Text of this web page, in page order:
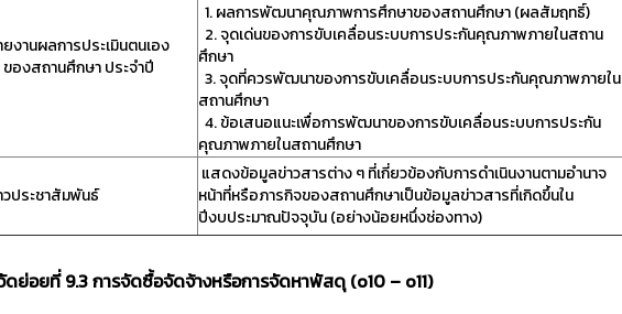
งานผลการประเมินตนเอง
ของสถานศึกษา ประจำปี
1. ผลการพัฒนาคุณภาพการศึกษาของสถานศึกษา (ผลสัมฤทธิ์)
2. จุดเด่นของการขับเคลื่อนระบบการประกันคุณภาพภายในสถาน
ศึกษา
3. จุดที่ควรพัฒนาของการขับเคลื่อนระบบการประกันคุณภาพภายใน
สถานศึกษา
4. ข้อเสนอแนะเพื่อการพัฒนาของการขับเคลื่อนระบบการประกัน
คุณภาพภายในสถานศึกษา
วประชาสัมพันธ์
แสดงข้อมูลข่าวสารต่าง ๆ ที่เกี่ยวข้องกับการดำเนินงานตามอำนาจ
หน้าที่หรือภารกิจของสถานศึกษาเป็นข้อมูลข่าวสารที่เกิดขึ้นใน
ปีงบประมาณปัจจุบัน (อย่างน้อยหนึ่งช่องทาง)
ดย่อยที่ 9.3 การจัดซื้อจัดจ้างหรือการจัดหาพัสดุ (o10 – o11)